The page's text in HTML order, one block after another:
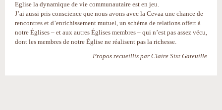
Eglise la dynamique de vie communautaire est en jeu.
J’ai aussi pris conscience que nous avons avec la Cevaa une chance de
rencontres et d’enrichissement mutuel, un schéma de relations offert à
notre Églises – et aux autres Églises membres – qui n’est pas assez vécu,
dont les membres de notre Église ne réalisent pas la richesse.
Propos recueillis par Claire Sixt Gateuille